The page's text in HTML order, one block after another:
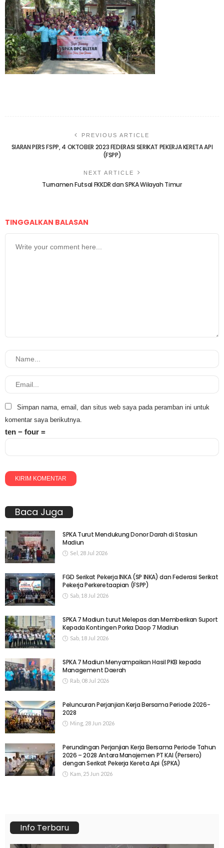
PREVIOUS ARTICLE
SIARAN PERS FSPP, 4 OKTOBER 2023 FEDERASI SERIKAT PEKERJA KERETA API
(FSPP)
NEXT ARTICLE
Turnamen Futsal FKKDR dan SPKA Wilayah Timur
TINGGALKAN BALASAN
Simpan nama, email, dan situs web saya pada peramban ini untuk
komentar saya berikutnya.
ten − four =
Baca Juga
SPKA Turut Mendukung Donor Darah di Stasiun
Madiun
Sel, 28 Jul 2026
FGD Serikat Pekerja INKA (SP INKA) dan Federasi Serikat
Pekerja Perkeretaapian (FSPP)
Sab, 18 Jul 2026
SPKA 7 Madiun turut Melepas dan Memberikan Suport
Kepada Kontingen Porka Daop 7 Madiun
Sab, 18 Jul 2026
SPKA 7 Madiun Menyampaikan Hasil PKB kepada
Management Daerah
Rab, 08 Jul 2026
Peluncuran Perjanjian Kerja Bersama Periode 2026-
2028
Ming, 28 Jun 2026
Perundingan Perjanjian Kerja Bersama Periode Tahun
2026 – 2028 Antara Manajemen PT KAI (Persero)
dengan Serikat Pekerja Kereta Api (SPKA)
Kam, 25 Jun 2026
Info Terbaru